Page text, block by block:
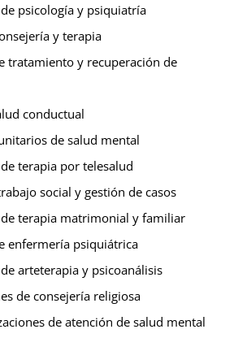
psicología y psiquiatría
y terapia
tratamiento y recuperación de
conductual
de salud mental
terapia por telesalud
social y gestión de casos
terapia matrimonial y familiar
enfermería psiquiátrica
arteterapia y psicoanálisis
de consejería religiosa
de atención de salud mental